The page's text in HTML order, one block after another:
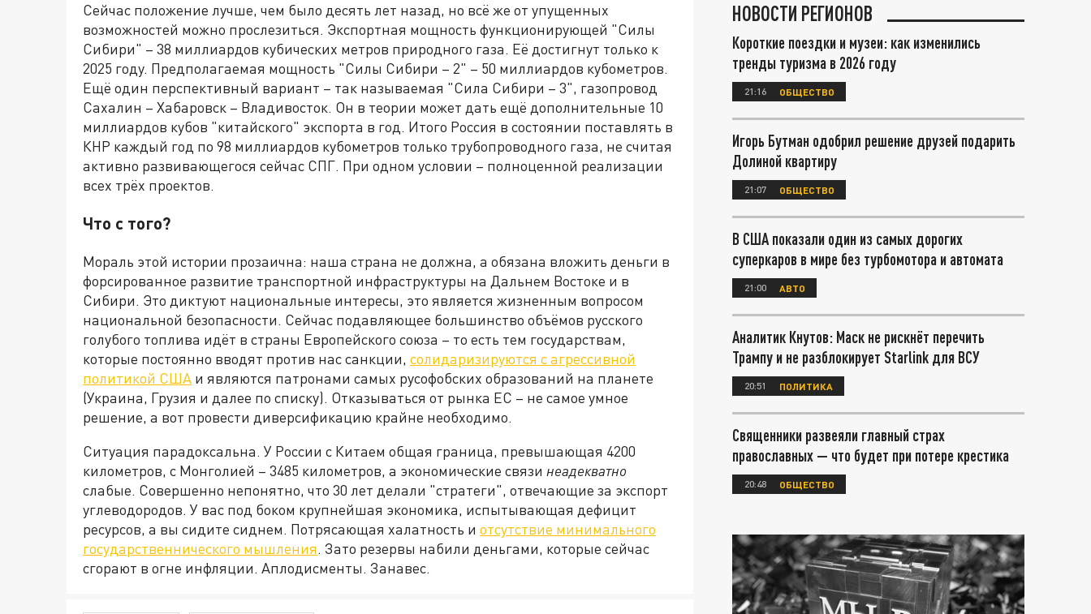
Сейчас положение лучше, чем было десять лет назад, но всё же от упущенных
возможностей можно прослезиться. Экспортная мощность функционирующей "Силы
Сибири" – 38 миллиардов кубических метров природного газа. Её достигнут только к
2025 году. Предполагаемая мощность "Силы Сибири – 2" – 50 миллиардов кубометров.
Ещё один перспективный вариант – так называемая "Сила Сибири – 3", газопровод
Сахалин – Хабаровск – Владивосток. Он в теории может дать ещё дополнительные 10
миллиардов кубов "китайского" экспорта в год. Итого Россия в состоянии поставлять в
КНР каждый год по 98 миллиардов кубометров только трубопроводного газа, не считая
активно развивающегося сейчас СПГ. При одном условии – полноценной реализации
всех трёх проектов.
Что с того?
Мораль этой истории прозаична: наша страна не должна, а обязана вложить деньги в
форсированное развитие транспортной инфраструктуры на Дальнем Востоке и в
Сибири. Это диктуют национальные интересы, это является жизненным вопросом
национальной безопасности. Сейчас подавляющее большинство объёмов русского
голубого топлива идёт в страны Европейского союза – то есть тем государствам,
которые постоянно вводят против нас санкции, солидаризируются с агрессивной
политикой США и являются патронами самых русофобских образований на планете
(Украина, Грузия и далее по списку). Отказываться от рынка ЕС – не самое умное
решение, а вот провести диверсификацию крайне необходимо.
Ситуация парадоксальна. У России с Китаем общая граница, превышающая 4200
километров, с Монголией – 3485 километров, а экономические связи неадекватно
слабые. Совершенно непонятно, что 30 лет делали "стратеги", отвечающие за экспорт
углеводородов. У вас под боком крупнейшая экономика, испытывающая дефицит
ресурсов, а вы сидите сиднем. Потрясающая халатность и отсутствие минимального
государственнического мышления. Зато резервы набили деньгами, которые сейчас
сгорают в огне инфляции. Аплодисменты. Занавес.
НОВОСТИ РЕГИОНОВ
Короткие поездки и музеи: как изменились
тренды туризма в 2026 году
21:16 ОБЩЕСТВО
Игорь Бутман одобрил решение друзей подарить
Долиной квартиру
21:07 ОБЩЕСТВО
В США показали один из самых дорогих
суперкаров в мире без турбомотора и автомата
21:00 АВТО
Аналитик Кнутов: Маск не рискнёт перечить
Трампу и не разблокирует Starlink для ВСУ
20:51 ПОЛИТИКА
Священники развеяли главный страх
православных — что будет при потере крестика
20:48 ОБЩЕСТВО